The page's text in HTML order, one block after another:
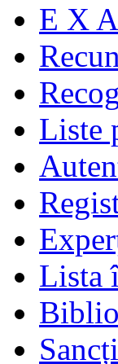
E X
Liste
Lista